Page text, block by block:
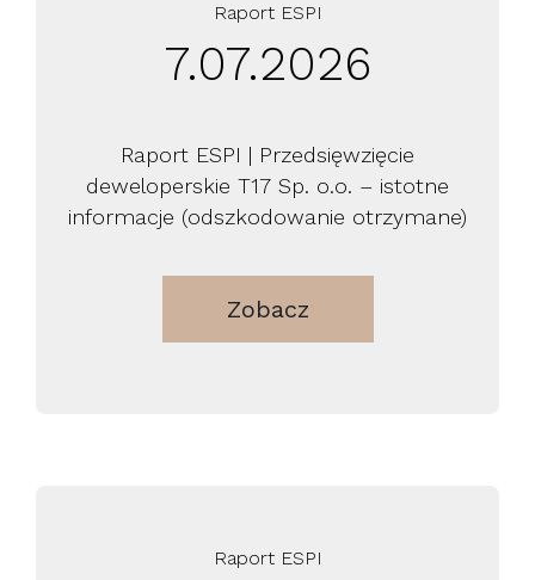
Raport ESPI
7.07.2026
Raport ESPI | Przedsięwzięcie
deweloperskie T17 Sp. o.o. – istotne
informacje (odszkodowanie otrzymane)
Zobacz
Raport ESPI